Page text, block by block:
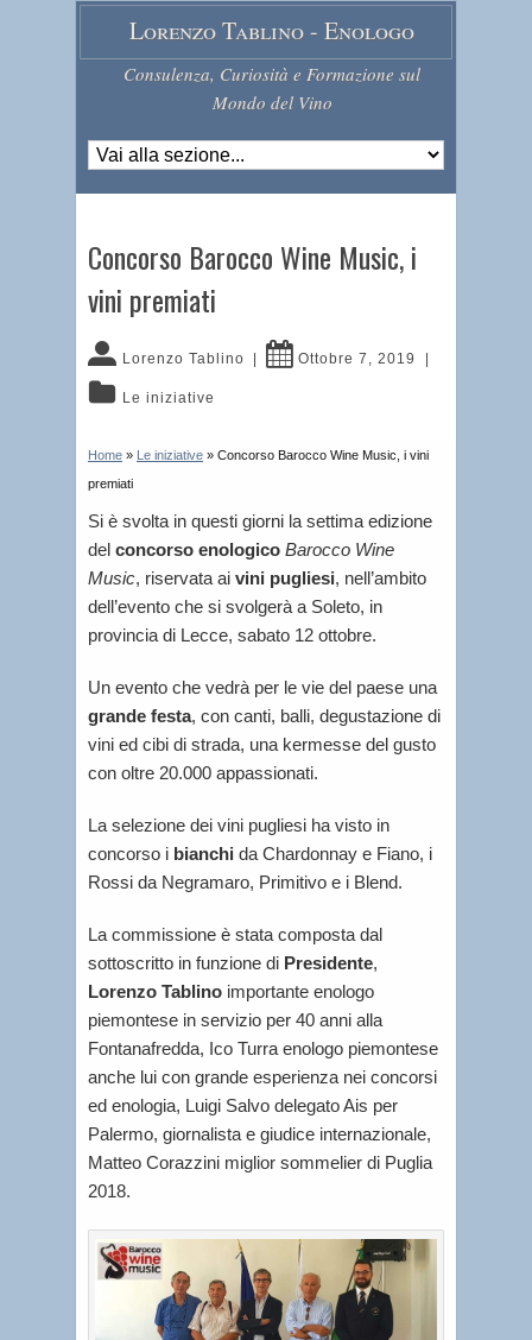
Lorenzo Tablino - Enologo
Consulenza, Curiosità e Formazione sul
Mondo del Vino
Concorso Barocco Wine Music, i
vini premiati
Lorenzo Tablino Ottobre 7, 2019
Le iniziative
Home » Le iniziative » Concorso Barocco Wine Music, i vini
premiati
Si è svolta in questi giorni la settima edizione
del concorso enologico Barocco Wine
Music, riservata ai vini pugliesi, nell’ambito
dell’evento che si svolgerà a Soleto, in
provincia di Lecce, sabato 12 ottobre.
Un evento che vedrà per le vie del paese una
grande festa, con canti, balli, degustazione di
vini ed cibi di strada, una kermesse del gusto
con oltre 20.000 appassionati.
La selezione dei vini pugliesi ha visto in
concorso i bianchi da Chardonnay e Fiano, i
Rossi da Negramaro, Primitivo e i Blend.
La commissione è stata composta dal
sottoscritto in funzione di Presidente,
Lorenzo Tablino importante enologo
piemontese in servizio per 40 anni alla
Fontanafredda, Ico Turra enologo piemontese
anche lui con grande esperienza nei concorsi
ed enologia, Luigi Salvo delegato Ais per
Palermo, giornalista e giudice internazionale,
Matteo Corazzini miglior sommelier di Puglia
2018.